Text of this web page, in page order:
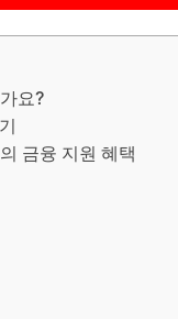
요?
금융 지원 혜택